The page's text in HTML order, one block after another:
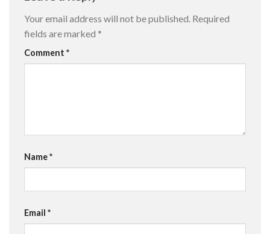
Your email address will not be published. Required
fields are marked *
Comment *
Name*
Email *